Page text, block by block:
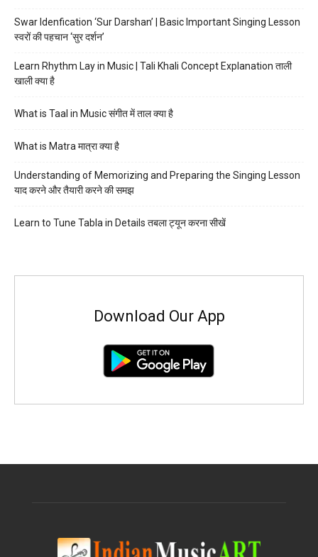
Swar Idenfication ‘Sur Darshan’ | Basic Important Singing Lesson
स्वरों की पहचान ‘सुर दर्शन’
Learn Rhythm Lay in Music | Tali Khali Concept Explanation ताली
खाली क्या है
What is Taal in Music संगीत में ताल क्या है
What is Matra मात्रा क्या है
Understanding of Memorizing and Preparing the Singing Lesson
याद करने और तैयारी करने की समझ
Learn to Tune Tabla in Details तबला ट्यून करना सीखें
Download Our App